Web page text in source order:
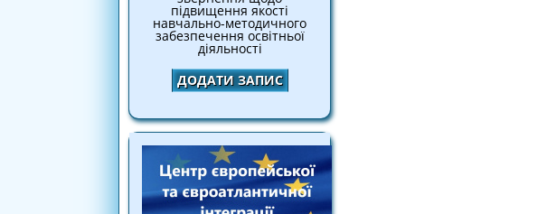
підвищення якості
навчально-методичного
забезпечення освітньої
діяльності
ДОДАТИ ЗАПИС